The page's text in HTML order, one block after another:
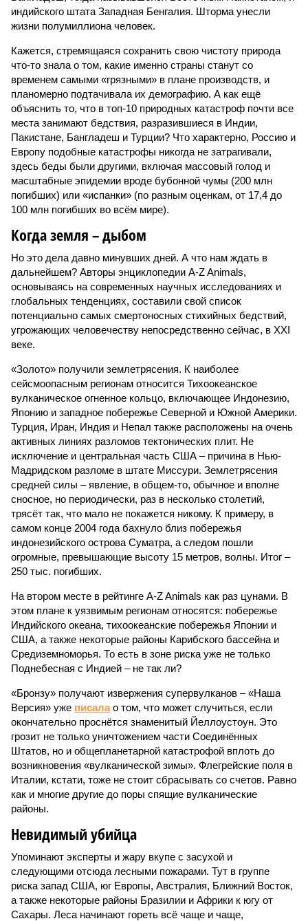
индийского штата Западная Бенгалия. Шторма унесли
жизни полумиллиона человек.
Кажется, стремящаяся сохранить свою чистоту природа
что-то знала о том, какие именно страны станут со
временем самыми «грязными» в плане производств, и
планомерно подтачивала их демографию. А как ещё
объяснить то, что в топ-10 природных катастроф почти все
места занимают бедствия, разразившиеся в Индии,
Пакистане, Бангладеш и Турции? Что характерно, Россию и
Европу подобные катастрофы никогда не затрагивали,
здесь беды были другими, включая массовый голод и
масштабные эпидемии вроде бубонной чумы (200 млн
погибших) или «испанки» (по разным оценкам, от 17,4 до
100 млн погибших во всём мире).
Когда земля – дыбом
Но это дела давно минувших дней. А что нам ждать в
дальнейшем? Авторы энциклопедии A-Z Animals,
основываясь на современных научных исследованиях и
глобальных тенденциях, составили свой список
потенциально самых смертоносных стихийных бедствий,
угрожающих человечеству непосредственно сейчас, в XXI
веке.
«Золото» получили землетрясения. К наиболее
сейсмоопасным регионам относится Тихоокеанское
вулканическое огненное кольцо, включающее Индонезию,
Японию и западное побережье Северной и Южной Америки.
Турция, Иран, Индия и Непал также расположены на очень
активных линиях разломов тектонических плит. Не
исключение и центральная часть США – причина в Нью-
Мадридском разломе в штате Миссури. Землетрясения
средней силы – явление, в общем-то, обычное и вполне
сносное, но периодически, раз в несколько столетий,
трясёт так, что мало не покажется никому. К примеру, в
самом конце 2004 года бахнуло близ побережья
индонезийского острова Суматра, а следом пошли
огромные, превышающие высоту 15 метров, волны. Итог –
250 тыс. погибших.
На втором месте в рейтинге A-Z Animals как раз цунами. В
этом плане к уязвимым регионам относятся: побережье
Индийского океана, тихо­океанские побережья Японии и
США, а также некоторые районы Карибского бассейна и
Средиземноморья. То есть в зоне риска уже не только
Поднебесная с Индией – не так ли?
«Бронзу» получают извержения супервулканов – «Наша
Версия» уже писалао том, что может случиться, если
окончательно проснётся знаменитый Йеллоустоун. Это
грозит не только уничтожением части Соединённых
Штатов, но и общепланетарной катастрофой вплоть до
возникновения «вулканической зимы». Флегрейские поля в
Италии, кстати, тоже не стоит сбрасывать со счетов. Равно
как и многие другие до поры спящие вулканические
районы.
Невидимый убийца
Упоминают эксперты и жару вкупе с засухой и
следующими отсюда лесными пожарами. Тут в группе
риска запад США, юг Европы, Австралия, Ближний Восток,
а также некоторые районы Бразилии и Африки к югу от
Сахары. Леса начинают гореть всё чаще и чаще,